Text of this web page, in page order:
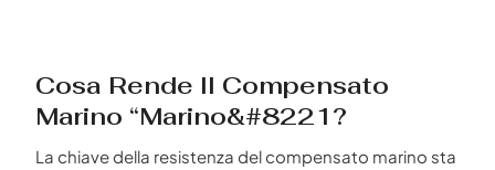
Cosa Rende Il Compensato
Marino “marino&#8221?
La chiave della resistenza del compensato marino sta